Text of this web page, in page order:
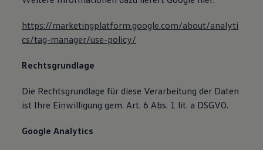
https://marketingplatform.google.com/about/analyti
cs/tag-manager/use-policy/
Rechtsgrundlage
Die Rechtsgrundlage für diese Verarbeitung der Daten
ist Ihre Einwilligung gem. Art. 6 Abs. 1 lit. a DSGVO.
Google Analytics